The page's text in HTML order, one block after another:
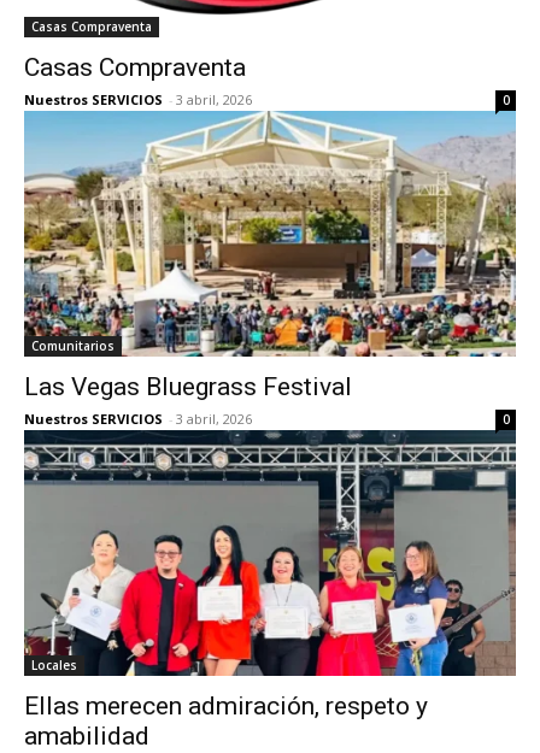
Casas Compraventa
Casas Compraventa
Nuestros SERVICIOS - 3 abril, 2026 0
Comunitarios
Las Vegas Bluegrass Festival
Nuestros SERVICIOS - 3 abril, 2026 0
Locales
Ellas merecen admiración, respeto y
amabilidad